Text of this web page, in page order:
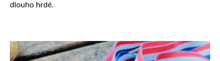
dlouho hrdé.